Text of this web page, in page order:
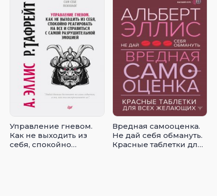
Управление гневом.
Как не выходить из
себя, спокойно
Вредная самооценка.
Не дай себя обмануть.
Красные таблетки для